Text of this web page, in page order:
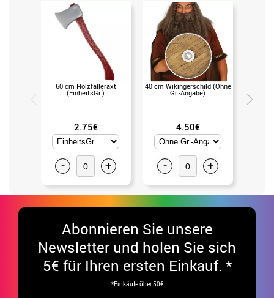
60 cm Holzfälleraxt
(EinheitsGr.)
2.75€
- +
40 cm Wikingerschild (Ohne
Gr.-Angabe)
4.50€
- +
Abonnieren Sie unsere
Newsletter und holen Sie sich
5€ für Ihren ersten Einkauf. *
*Einkäufe über 50€